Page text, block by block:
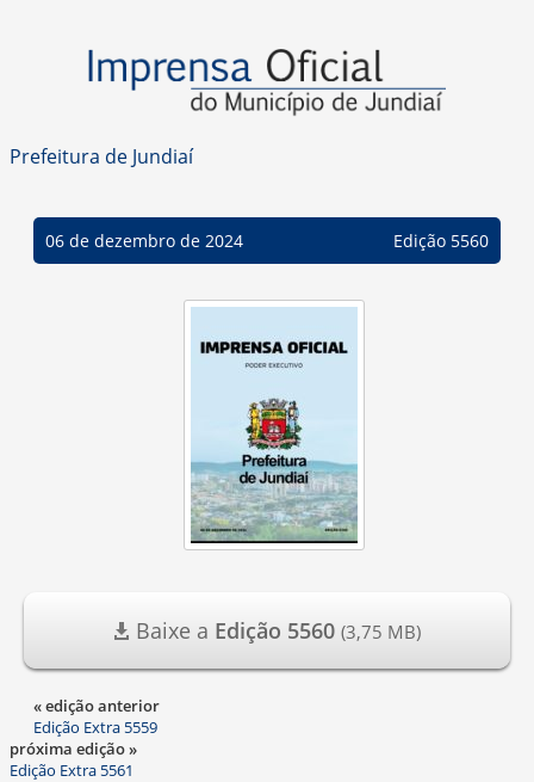
Prefeitura de Jundiaí
06 de dezembro de 2024 Edição 5560
Baixe a Edição 5560 (3,75 MB)
« edição anterior
Edição Extra 5559
próxima edição »
Edição Extra 5561